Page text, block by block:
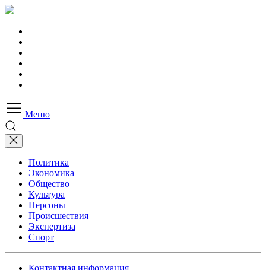
Меню
Политика
Экономика
Общество
Культура
Персоны
Происшествия
Экспертиза
Спорт
Контактная информация